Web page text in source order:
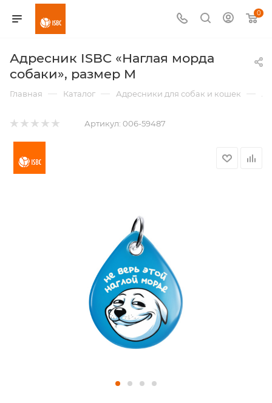
0
Адресник ISBC «Наглая морда
собаки», размер M
Главная — Каталог — Адресники для собак и кошек —
Артикул: 006-59487